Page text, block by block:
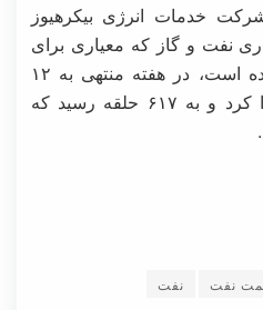
خدمات انرژی بیکرهیوز
نفت و گاز که معیاری برای
ارزیابی تولید در ماه‌های آینده است، در هفته منتهی به ۱۲
آوریل، سه حلقه کاهش پیدا کرد و به ۶۱۷ حلقه رسید که
نفت نفت